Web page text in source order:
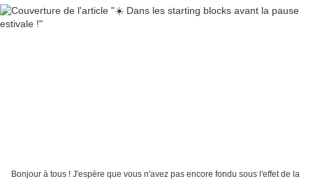
Bonjour à tous ! J'espère que vous n'avez pas encore fondu sous l'effet de la